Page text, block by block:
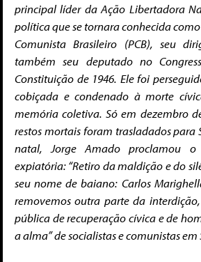
principal líder da Ação Libertadora
política que se tornara conhecida
Comunista Brasileiro (PCB), seu
também seu deputado no
Constituição de 1946. Ele foi
cobiçada e condenado à morte
memória coletiva. Só em dezembro
restos mortais foram trasladados para
natal, Jorge Amado proclamou
expiatória: “Retiro da maldição e do
seu nome de baiano: Carlos
removemos outra parte da
pública de recuperação cívica e de
a alma” de socialistas e comunistas em